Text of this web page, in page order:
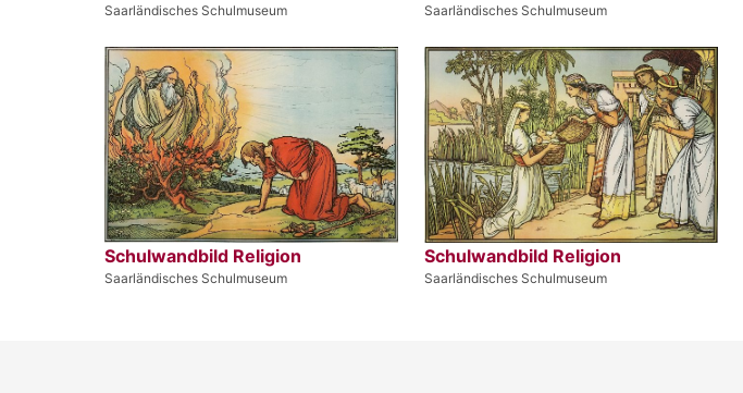
Saarländisches Schulmuseum Saarländisches Schulmuseum
Schulwandbild Religion
Saarländisches Schulmuseum
Schulwandbild Religion
Saarländisches Schulmuseum